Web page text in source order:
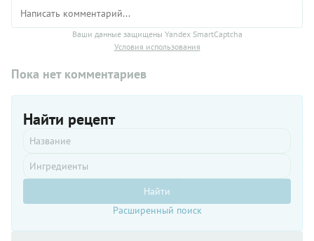
Ваши данные защищены Yandex SmartCaptcha
Условия использования
Пока нет комментариев
Найти рецепт
Найти
Расширенный поиск